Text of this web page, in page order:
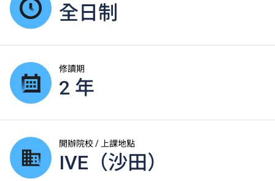
全日制
修讀期
2 年
開辦院校 / 上課地點
IVE（沙田）